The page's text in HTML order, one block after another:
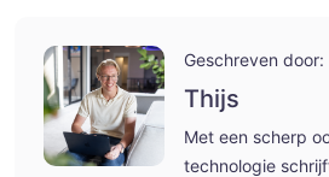
Geschreven door:
Thijs
Met een scherp
technologie